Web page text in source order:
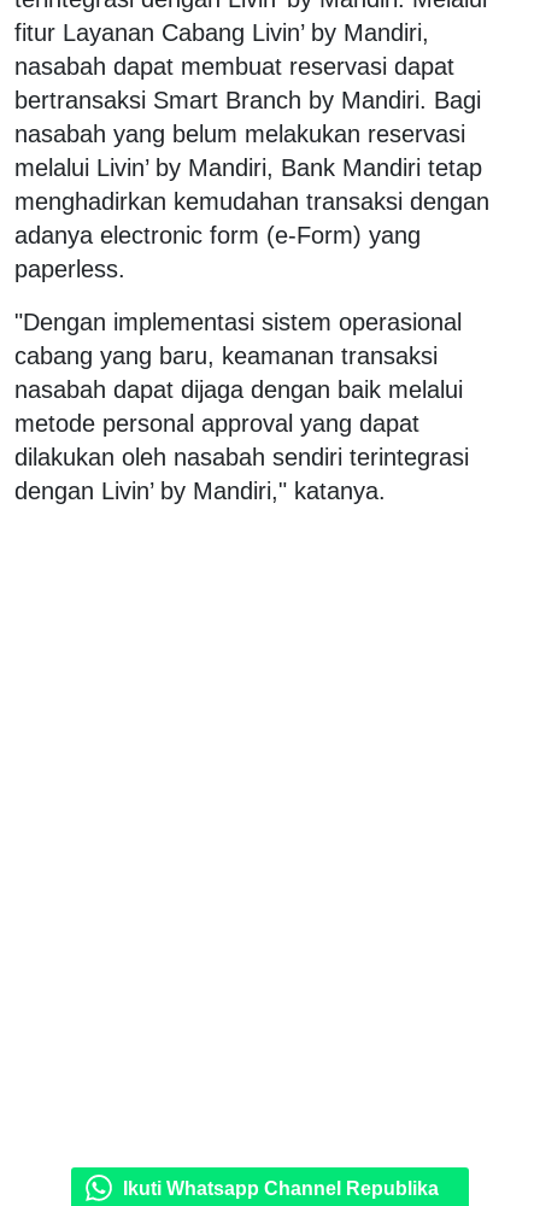
fitur Layanan Cabang Livin’ by Mandiri,
nasabah dapat membuat reservasi dapat
bertransaksi Smart Branch by Mandiri. Bagi
nasabah yang belum melakukan reservasi
melalui Livin’ by Mandiri, Bank Mandiri tetap
menghadirkan kemudahan transaksi dengan
adanya electronic form (e-Form) yang
paperless.
"Dengan implementasi sistem operasional
cabang yang baru, keamanan transaksi
nasabah dapat dijaga dengan baik melalui
metode personal approval yang dapat
dilakukan oleh nasabah sendiri terintegrasi
dengan Livin’ by Mandiri," katanya.
Ikuti Whatsapp Channel Republika